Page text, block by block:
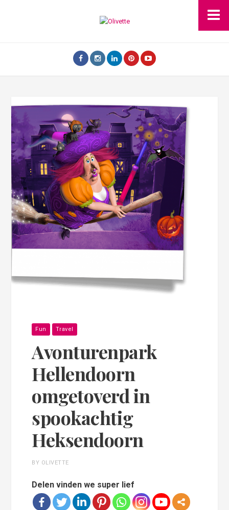
Fun Travel
Avonturenpark
Hellendoorn
omgetoverd in
spookachtig
Heksendoorn
BY OLIVETTE
Delen vinden we super lief